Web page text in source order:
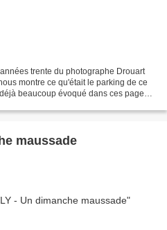
trente du photographe Drouart
montre ce qu'était le parking de ce
beaucoup évoqué dans ces pages.
maussade